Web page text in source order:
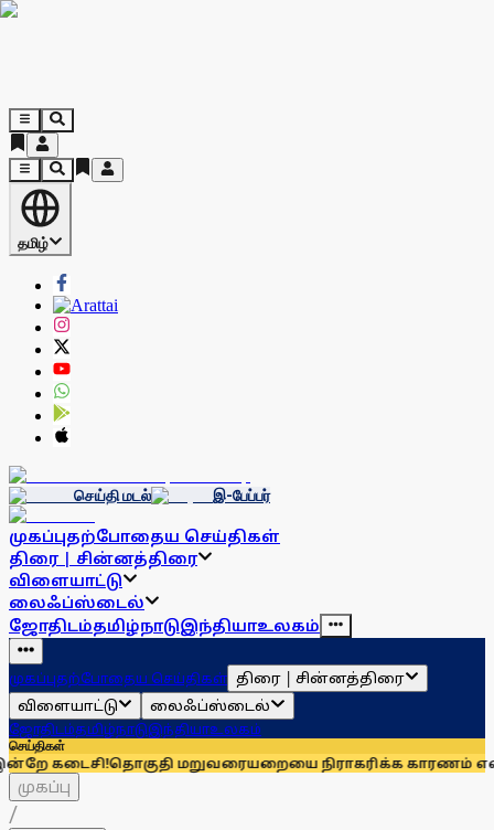
தமிழ்
செய்தி மடல் இ-பேப்பர்
முகப்புதற்போதைய செய்திகள்
திரை | சின்னத்திரை
விளையாட்டு
லைஃப்ஸ்டைல்
ஜோதிடம்தமிழ்நாடுஇந்தியாஉலகம்
முகப்புதற்போதைய செய்திகள் திரை | சின்னத்திரை
விளையாட்டு
லைஃப்ஸ்டைல்
ஜோதிடம்தமிழ்நாடுஇந்தியாஉலகம்
செய்திகள்
தொகுதி மறுவரையறையை நிராகரிக்க காரணம் என்ன?
முகப்பு
/